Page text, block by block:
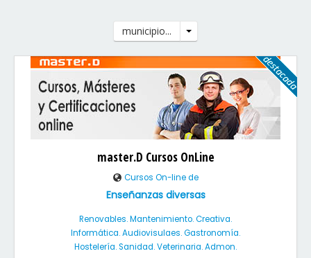
municipio...
master.D Cursos OnLine
Cursos On-line de
Enseñanzas diversas
Renovables. Mantenimiento. Creativa.
Informática. Audiovisulaes. Gastronomía.
Hostelería. Sanidad. Veterinaria. Admon.